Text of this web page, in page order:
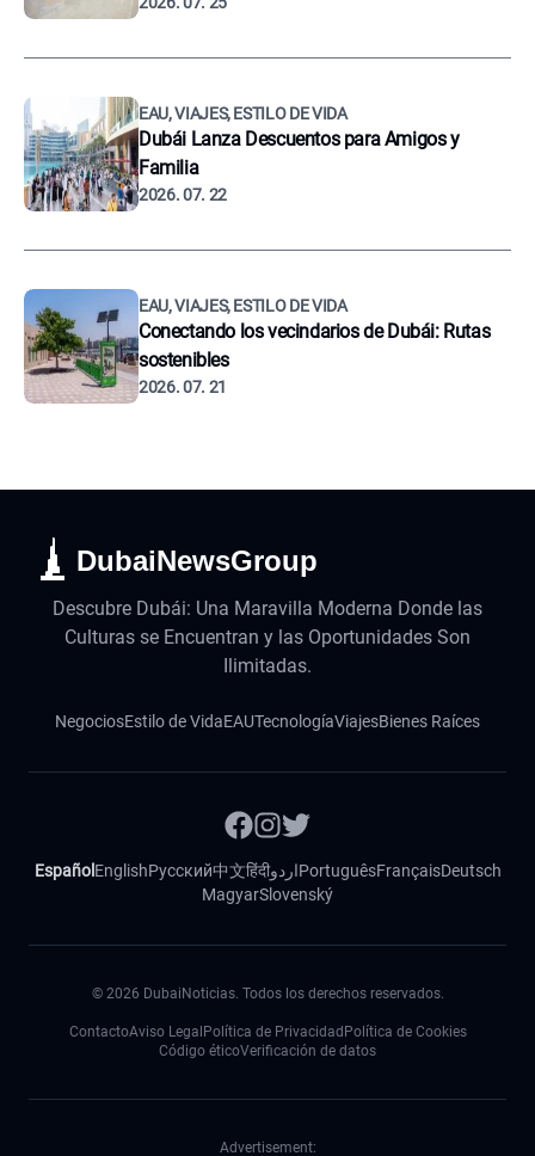
EAU, VIAJES, ESTILO DE VIDA
Dubái Lanza Descuentos para Amigos y
Familia
2026. 07. 22
EAU, VIAJES, ESTILO DE VIDA
Conectando los vecindarios de Dubái: Rutas
sostenibles
2026. 07. 21
DubaiNewsGroup
Descubre Dubái: Una Maravilla Moderna Donde las
Culturas se Encuentran y las Oportunidades Son
Ilimitadas.
NegociosEstilo de VidaEAUTecnologíaViajesBienes Raíces
Español EnglishРусский中文हिंदीاردوPortuguêsFrançaisDeutsch
MagyarSlovenský
© 2026 DubaiNoticias. Todos los derechos reservados.
ContactoAviso Legal Política de Privacidad Política de Cookies
Código éticoVerificación de datos
Advertisement: